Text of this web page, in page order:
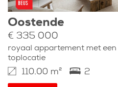
Oostende
€ 335 000
royaal appartement met
toplocatie
110.00 m² 2